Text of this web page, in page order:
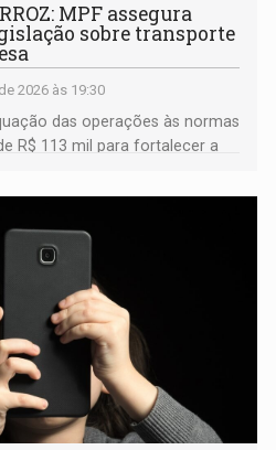
MPF assegura
sobre transporte
2026 às 19:30
das operações às normas
R$ 113 mil para fortalecer a